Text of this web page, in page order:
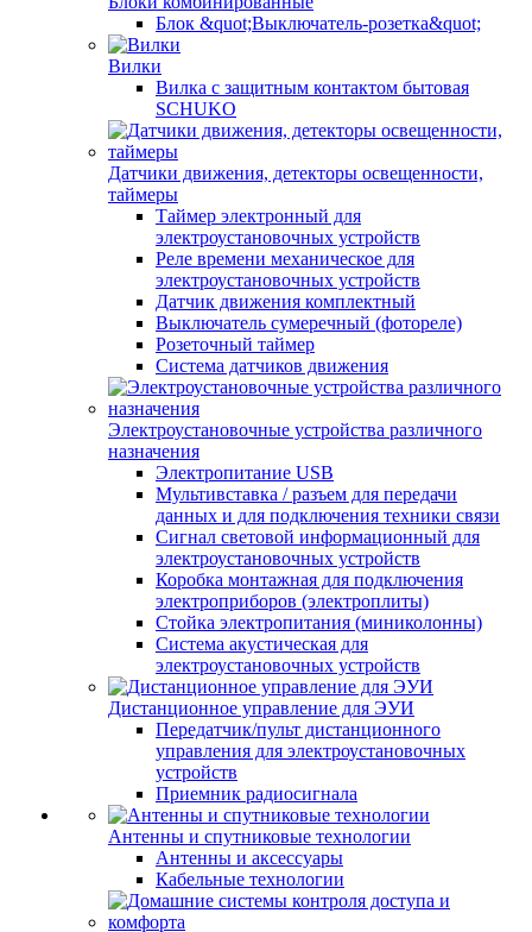
Блок &quot;Выключатель-розетка&quot;
Вилки
Вилка с защитным контактом бытовая
SCHUKO
Датчики движения, детекторы освещенности,
таймеры
Таймер электронный для
электроустановочных устройств
Реле времени механическое для
электроустановочных устройств
Датчик движения комплектный
Выключатель сумеречный (фотореле)
Розеточный таймер
Система датчиков движения
Электроустановочные устройства различного
назначения
Электропитание USB
Мультивставка / разъем для передачи
данных и для подключения техники связи
Сигнал световой информационный для
электроустановочных устройств
Коробка монтажная для подключения
электроприборов (электроплиты)
Стойка электропитания (миниколонны)
Система акустическая для
электроустановочных устройств
Дистанционное управление для ЭУИ
Передатчик/пульт дистанционного
управления для электроустановочных
устройств
Приемник радиосигнала
Антенны и спутниковые технологии
Антенны и аксессуары
Кабельные технологии